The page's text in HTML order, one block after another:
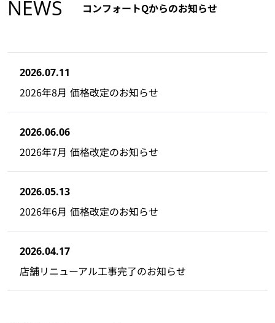
NEWS コンフォートQからのお知らせ
2026.07.11
2026年8月 価格改定のお知らせ
2026.06.06
2026年7月 価格改定のお知らせ
2026.05.13
2026年6月 価格改定のお知らせ
2026.04.17
店舗リニューアル工事完了のお知らせ